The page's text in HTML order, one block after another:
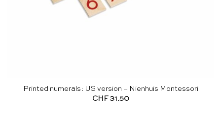
Printed numerals: US version – Nienhuis Montessori
CHF31.50